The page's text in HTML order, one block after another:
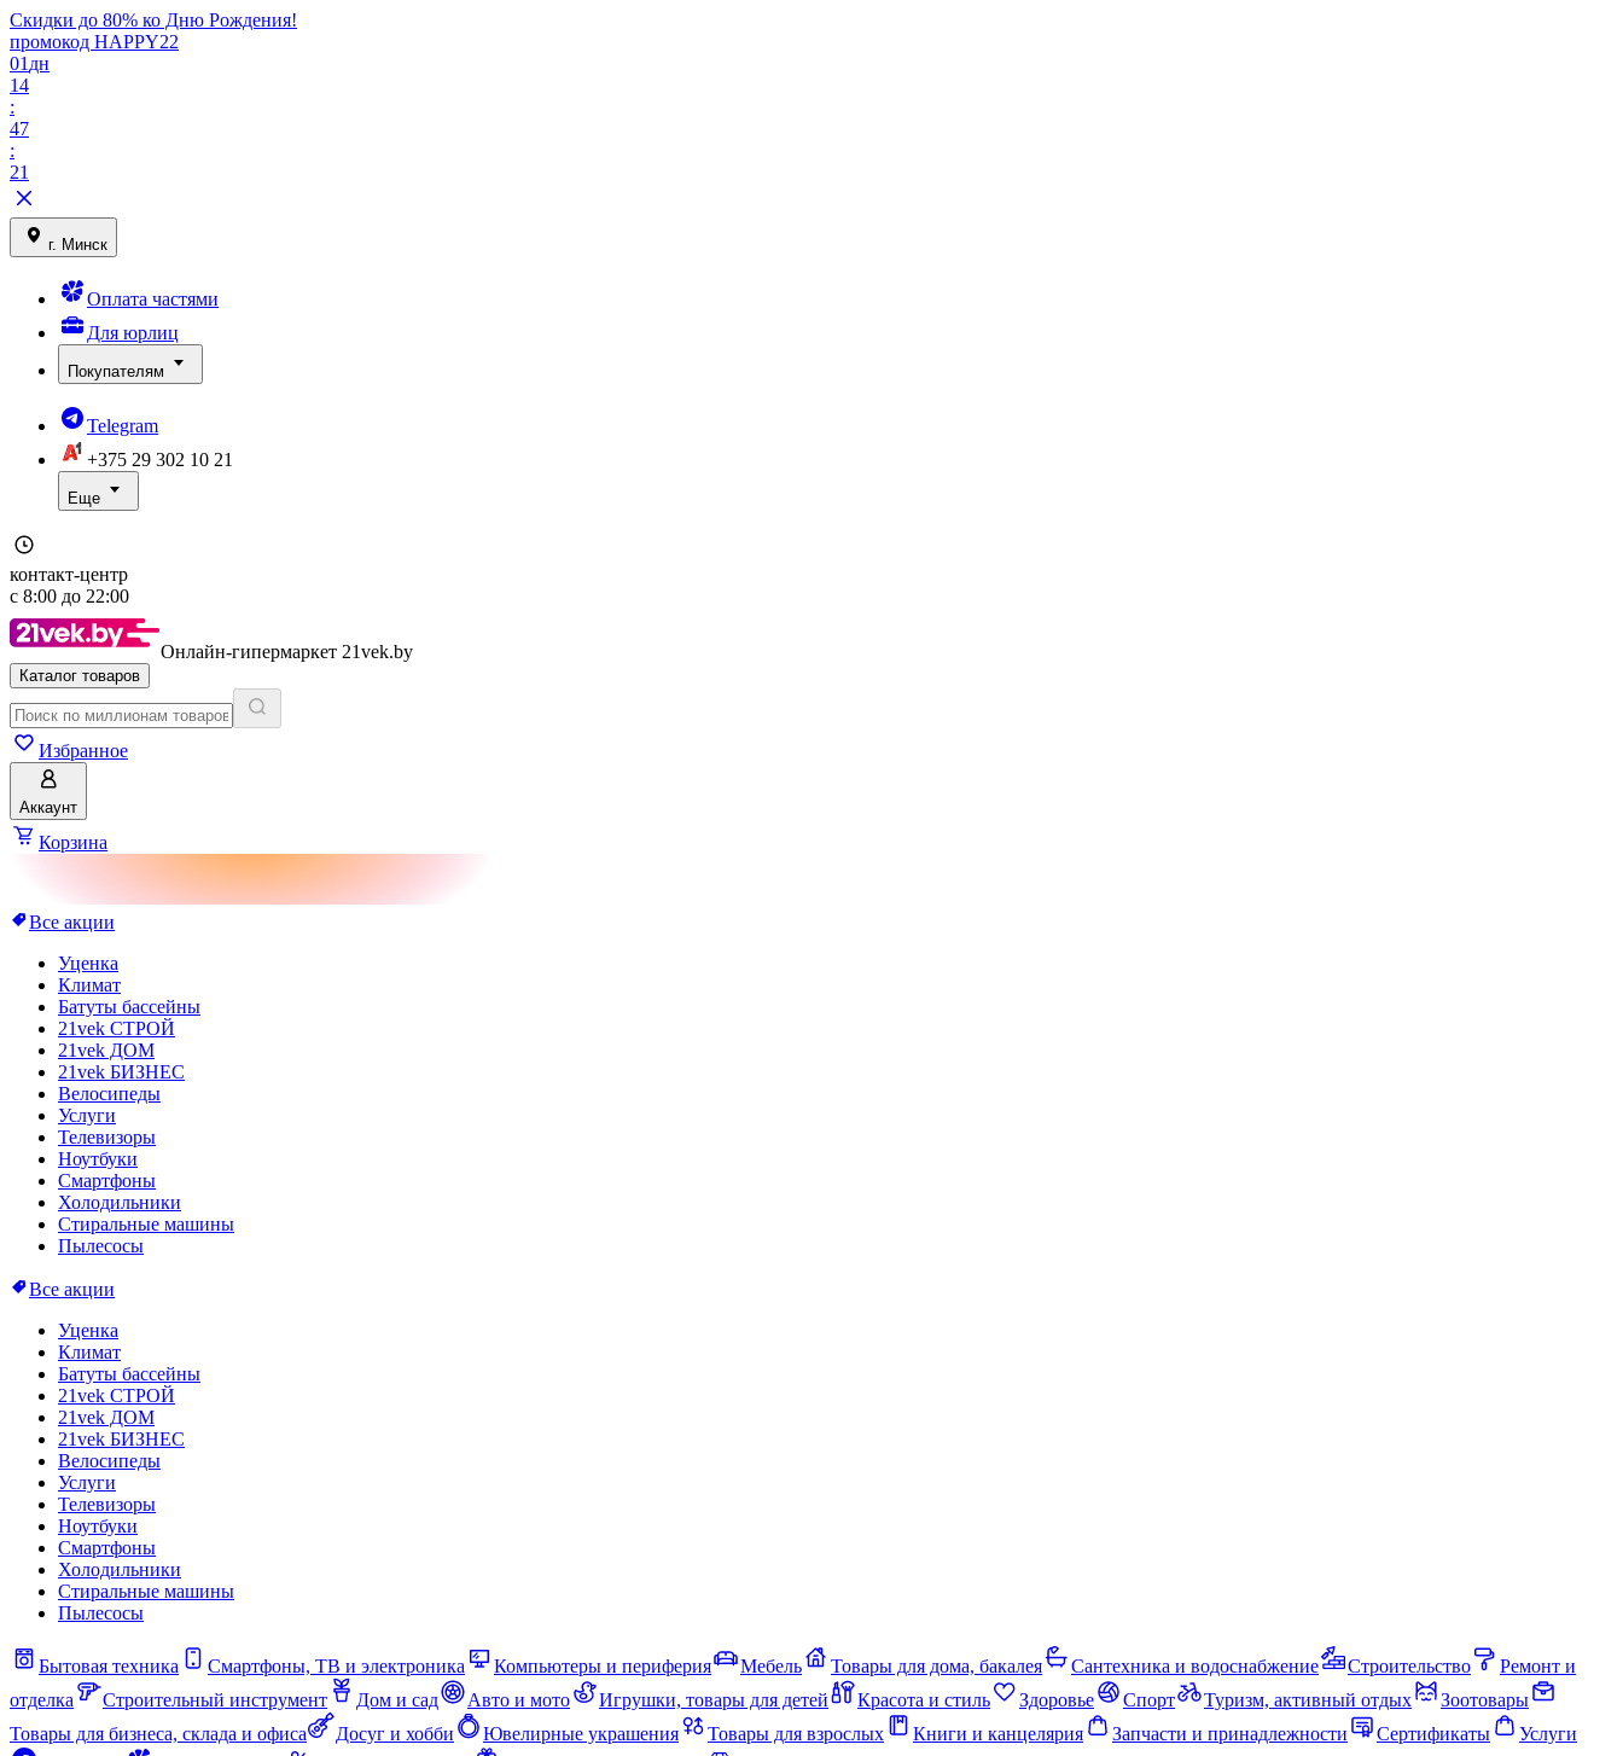
Скидки до 80% ко Дню Рождения!
промокод HAPPY22
01 дн
14
:
47
:
21
г. Минск
Оплата частями
Для юрлиц
Покупателям
Telegram
+375 29 302 10 21
Еще
контакт-центр
с 8:00 до 22:00
Онлайн-гипермаркет 21vek.by
Каталог товаров
Избранное
Аккаунт
Корзина
Все акции
Уценка
Климат
Батуты бассейны
21vek СТРОЙ
21vek ДОМ
21vek БИЗНЕС
Велосипеды
Услуги
Телевизоры
Ноутбуки
Смартфоны
Холодильники
Стиральные машины
Пылесосы
Все акции
Уценка
Климат
Батуты бассейны
21vek СТРОЙ
21vek ДОМ
21vek БИЗНЕС
Велосипеды
Услуги
Телевизоры
Ноутбуки
Смартфоны
Холодильники
Стиральные машины
Пылесосы
Бытовая техника Смартфоны, ТВ и электроника Компьютеры и периферия Мебель Товары для дома, бакалея Сантехника и водоснабжение Строительство
Ремонт и
отделка
Строительный инструмент Дом и сад Авто и мото Игрушки, товары для детей Красота и стиль Здоровье Спорт Туризм, активный отдых
Зоотовары
Товары для бизнеса, склада и офиса
Досуг и хобби Ювелирные украшения Товары для взрослых Книги и канцелярия Запчасти и принадлежности Сертификаты
Услуги